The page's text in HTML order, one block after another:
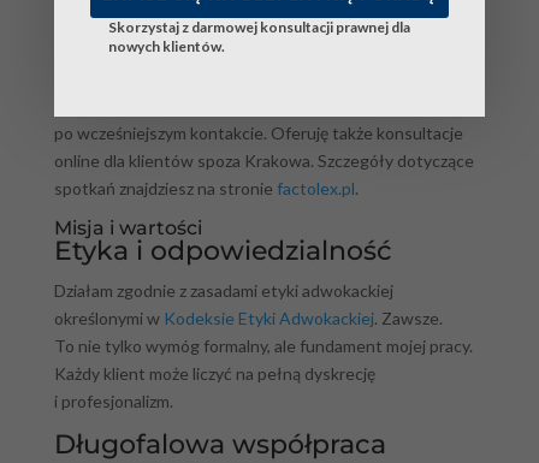
Sądem Okręgowym w Krakowie.
po wcześniejszym kontakcie. Oferuję także konsultacje
online dla klientów spoza Krakowa. Szczegóły dotyczące
spotkań znajdziesz na stronie factolex.pl.
Misja i wartości
Etyka i odpowiedzialność
Działam zgodnie z zasadami etyki adwokackiej
określonymi w Kodeksie Etyki Adwokackiej. Zawsze.
To nie tylko wymóg formalny, ale fundament mojej pracy.
Każdy klient może liczyć na pełną dyskrecję
i profesjonalizm.
Długofalowa współpraca
Skorzystaj z darmowej konsultacji prawnej dla
nowych klientów.